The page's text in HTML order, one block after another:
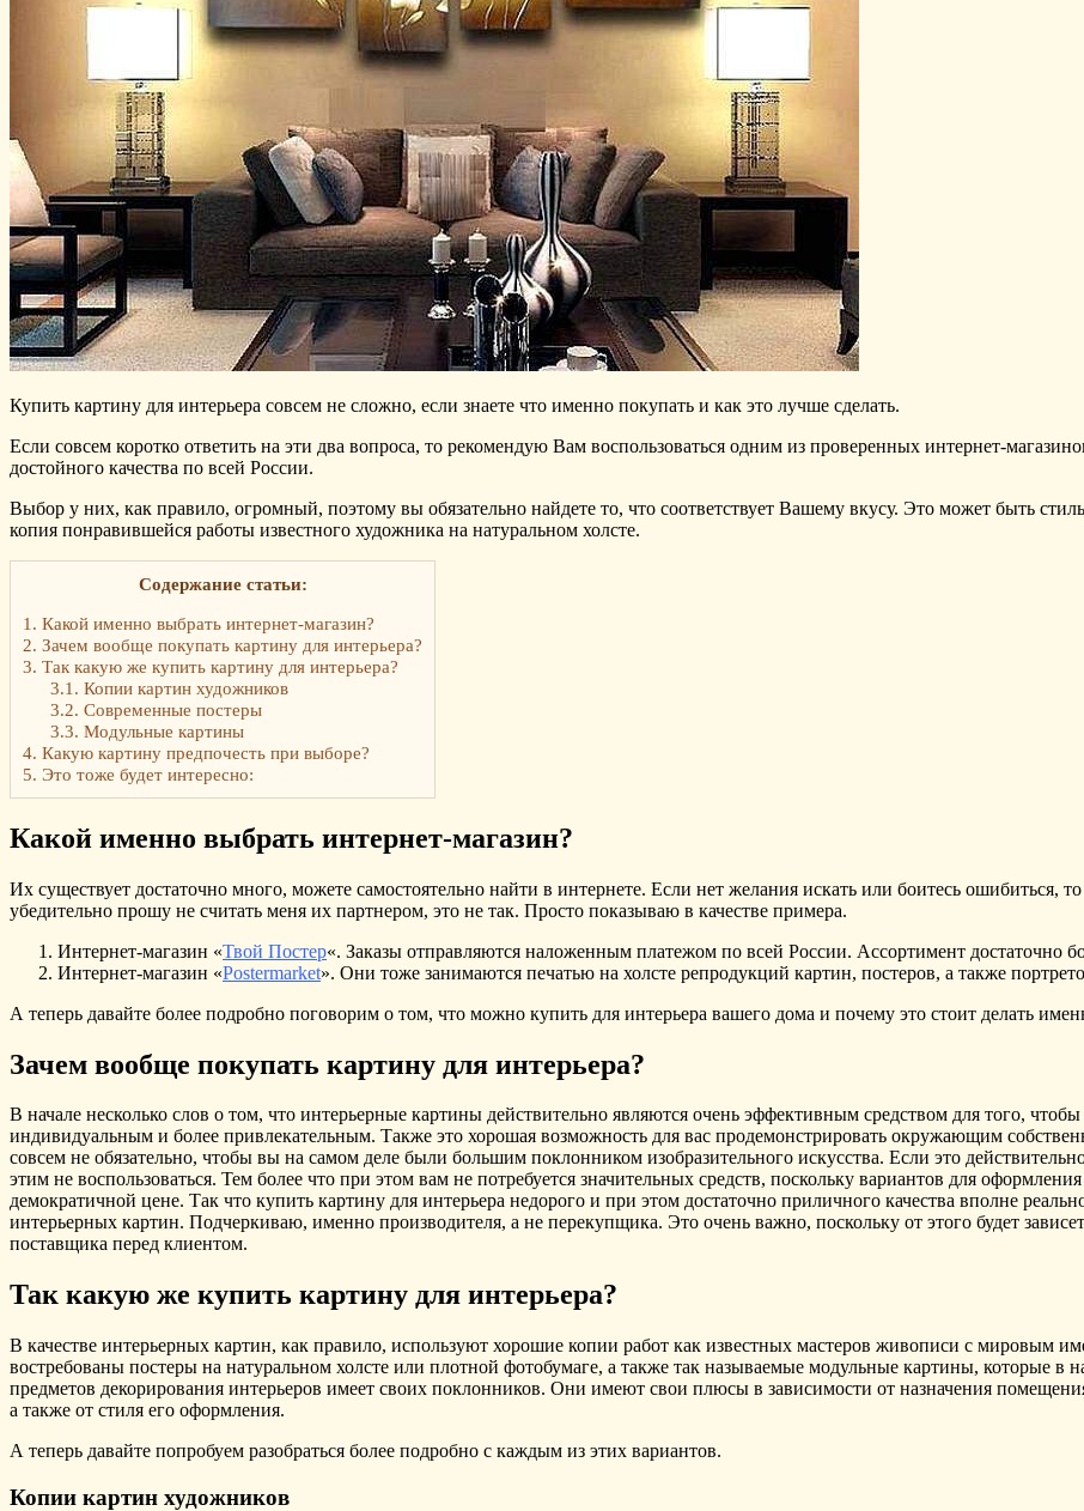
Купить картину для интерьера совсем не сложно, если знаете что именно покупать и как это лучше сделать.
Если совсем коротко ответить на эти два вопроса, то рекомендую Вам воспользоваться одним из проверенных интернет-
достойного качества по всей России.
Выбор у них, как правило, огромный, поэтому вы обязательно найдете то, что соответствует Вашему вкусу. Это может быть
копия понравившейся работы известного художника на натуральном холсте.
Содержание статьи:
1. Какой именно выбрать интернет-магазин?
2. Зачем вообще покупать картину для интерьера?
3. Так какую же купить картину для интерьера?
3.1. Копии картин художников
3.2. Современные постеры
3.3. Модульные картины
4. Какую картину предпочесть при выборе?
5. Это тоже будет интересно:
Какой именно выбрать интернет-магазин?
Их существует достаточно много, можете самостоятельно найти в интернете. Если нет желания искать или боитесь ошибиться,
убедительно прошу не считать меня их партнером, это не так. Просто показываю в качестве примера.
Интернет-магазин «Твой Постер«. Заказы отправляются наложенным платежом по всей России. Ассортимент достаточно
Интернет-магазин «Postermarket». Они тоже занимаются печатью на холсте репродукций картин, постеров, а также
А теперь давайте более подробно поговорим о том, что можно купить для интерьера вашего дома и почему это стоит делать
Зачем вообще покупать картину для интерьера?
В начале несколько слов о том, что интерьерные картины действительно являются очень эффективным средством для того,
индивидуальным и более привлекательным. Также это хорошая возможность для вас продемонстрировать окружающим
совсем не обязательно, чтобы вы на самом деле были большим поклонником изобразительного искусства. Если это
этим не воспользоваться. Тем более что при этом вам не потребуется значительных средств, поскольку вариантов для
демократичной цене. Так что купить картину для интерьера недорого и при этом достаточно приличного качества вполне
интерьерных картин. Подчеркиваю, именно производителя, а не перекупщика. Это очень важно, поскольку от этого будет
поставщика перед клиентом.
Так какую же купить картину для интерьера?
В качестве интерьерных картин, как правило, используют хорошие копии работ как известных мастеров живописи с мировым
востребованы постеры на натуральном холсте или плотной фотобумаге, а также так называемые модульные картины, которые в
предметов декорирования интерьеров имеет своих поклонников. Они имеют свои плюсы в зависимости от назначения
а также от стиля его оформления.
А теперь давайте попробуем разобраться более подробно с каждым из этих вариантов.
Копии картин художников